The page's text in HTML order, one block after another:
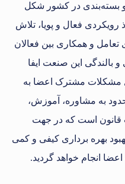
و بسته‌بندی در کشور شکل
رویکردی فعال و پویا، تلاش
تعامل و همکاری بین فعالان
بالندگی این صنعت ایفا
مشکلات مشترک اعضا به
به مشاوره، آموزش،
قانون است که در جهت
بهره برداری کیفی و کمی
انجام خواهد گردید.